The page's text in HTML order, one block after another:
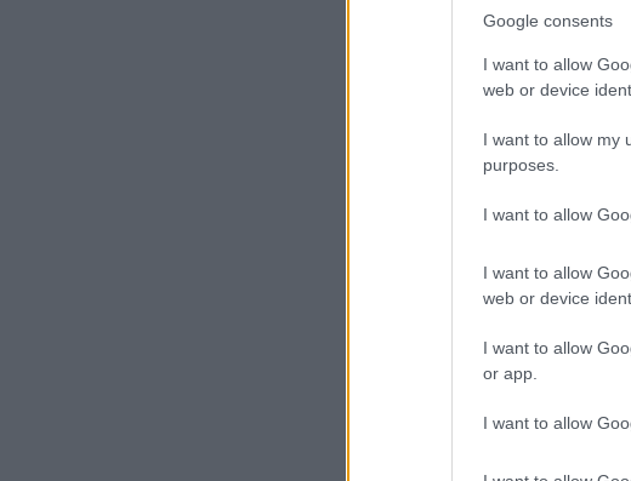
Google consents
I want to allow
web or device
I want to allow my
purposes.
I want to allow
I want to allow
web or device
I want to allow
or app.
I want to allow